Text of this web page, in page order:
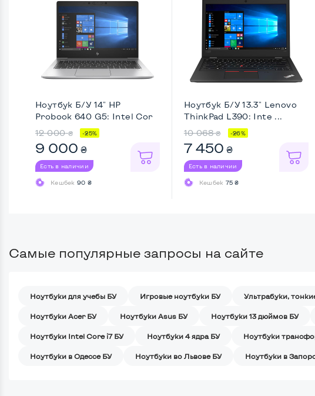
Ноутбук Б/У 14" HP
Probook 640 G5: Intel Cor
...
12 000 ₴ -25%
9 000 ₴
Есть в наличии
Кешбек 90 ₴
Ноутбук Б/У 13.3" Lenovo
ThinkPad L390: Inte ...
10 068 ₴ -26%
7 450 ₴
Есть в наличии
Кешбек 75 ₴
Самые популярные запросы на сайте
Ноутбуки для учебы БУ Игровые ноутбуки БУ Ультрабуки,
Ноутбуки Acer БУ Ноутбуки Asus БУ Ноутбуки 13 дюймов БУ
Ноутбуки Intel Core i7 БУ Ноутбуки 4 ядра БУ Ноутбуки
Ноутбуки в Одессе БУ Ноутбуки во Львове БУ Ноутбуки в